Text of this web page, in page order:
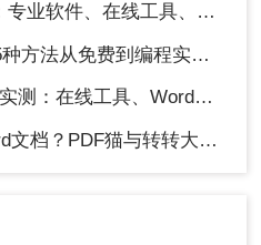
、Word内置与改后缀名4种方案对比！
从免费到编程实测对比！
、Word、Adobe与开源软件对比！！
大师2种在线工具使用指南与功能对比！